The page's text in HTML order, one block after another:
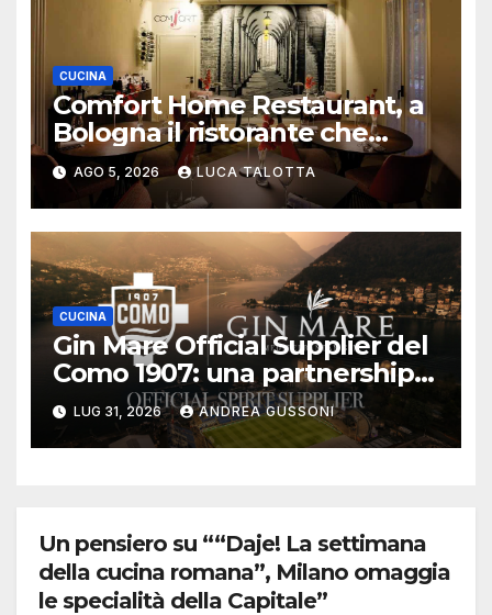
CUCINA
Comfort Home Restaurant, a
Bologna il ristorante che
trasforma l’ospitalità in
un’esperienza di casa
AGO 5, 2026 LUCA TALOTTA
CUCINA
Gin Mare Official Supplier del
Como 1907: una partnership
all’insegna di sport, lifestyle e
hospitality
LUG 31, 2026 ANDREA GUSSONI
Un pensiero su ““Daje! La settimana
della cucina romana”, Milano omaggia
le specialità della Capitale”